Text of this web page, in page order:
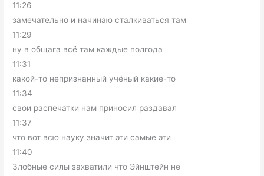
11:26
замечательно и начинаю сталкиваться там
11:29
ну в общага всё там каждые полгода
11:31
какой-то непризнанный учёный какие-то
11:34
свои распечатки нам приносил раздавал
11:37
что вот всю науку значит эти самые эти
11:40
Злобные силы захватили что Эйнштейн не